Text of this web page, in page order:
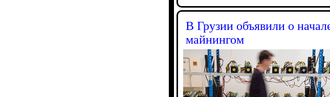
В Грузии объявили о
майнингом